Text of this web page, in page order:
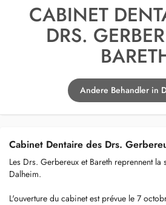
CABINET
DRS.
Andere Behandler in
Cabinet Dentaire des Drs.
Les Drs. Gerbereux et Bareth reprennent la
Dalheim.
L'ouverture du cabinet est prévue le 7